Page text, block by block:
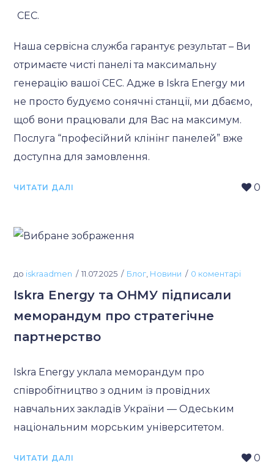
СЕС.
Наша сервісна служба гарантує результат – Ви
отримаєте чисті панелі та максимальну
генерацію вашої СЕС. Адже в Iskra Energy ми
не просто будуємо сонячні станції, ми дбаємо,
щоб вони працювали для Вас на максимум.
Послуга “професійний клінінг панелей” вже
доступна для замовлення.
ЧИТАТИ ДАЛІ 0
до iskraadmen 11.07.2025 Блог Новини 0 коментарі
Iskra Energy та ОНМУ підписали
меморандум про стратегічне
партнерство
Iskra Energy уклала меморандум про
співробітництво з одним із провідних
навчальних закладів України — Одеським
національним морським університетом.
ЧИТАТИ ДАЛІ 0